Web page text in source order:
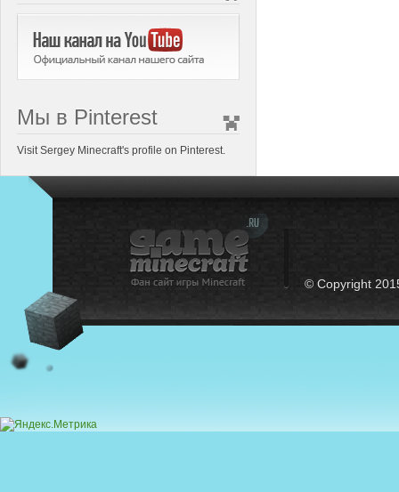
Мы в Pinterest
Visit Sergey Minecraft's profile on Pinterest.
© Copyright